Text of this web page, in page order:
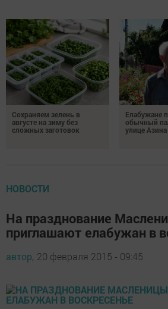
Сохраняем зелень в
августе на зиму без
сложных заготовок
Елабужане
обычный
улице
НОВОСТИ
На празднование
приглашают елабужан в
автор, 20 февраля 2015 - 09:45